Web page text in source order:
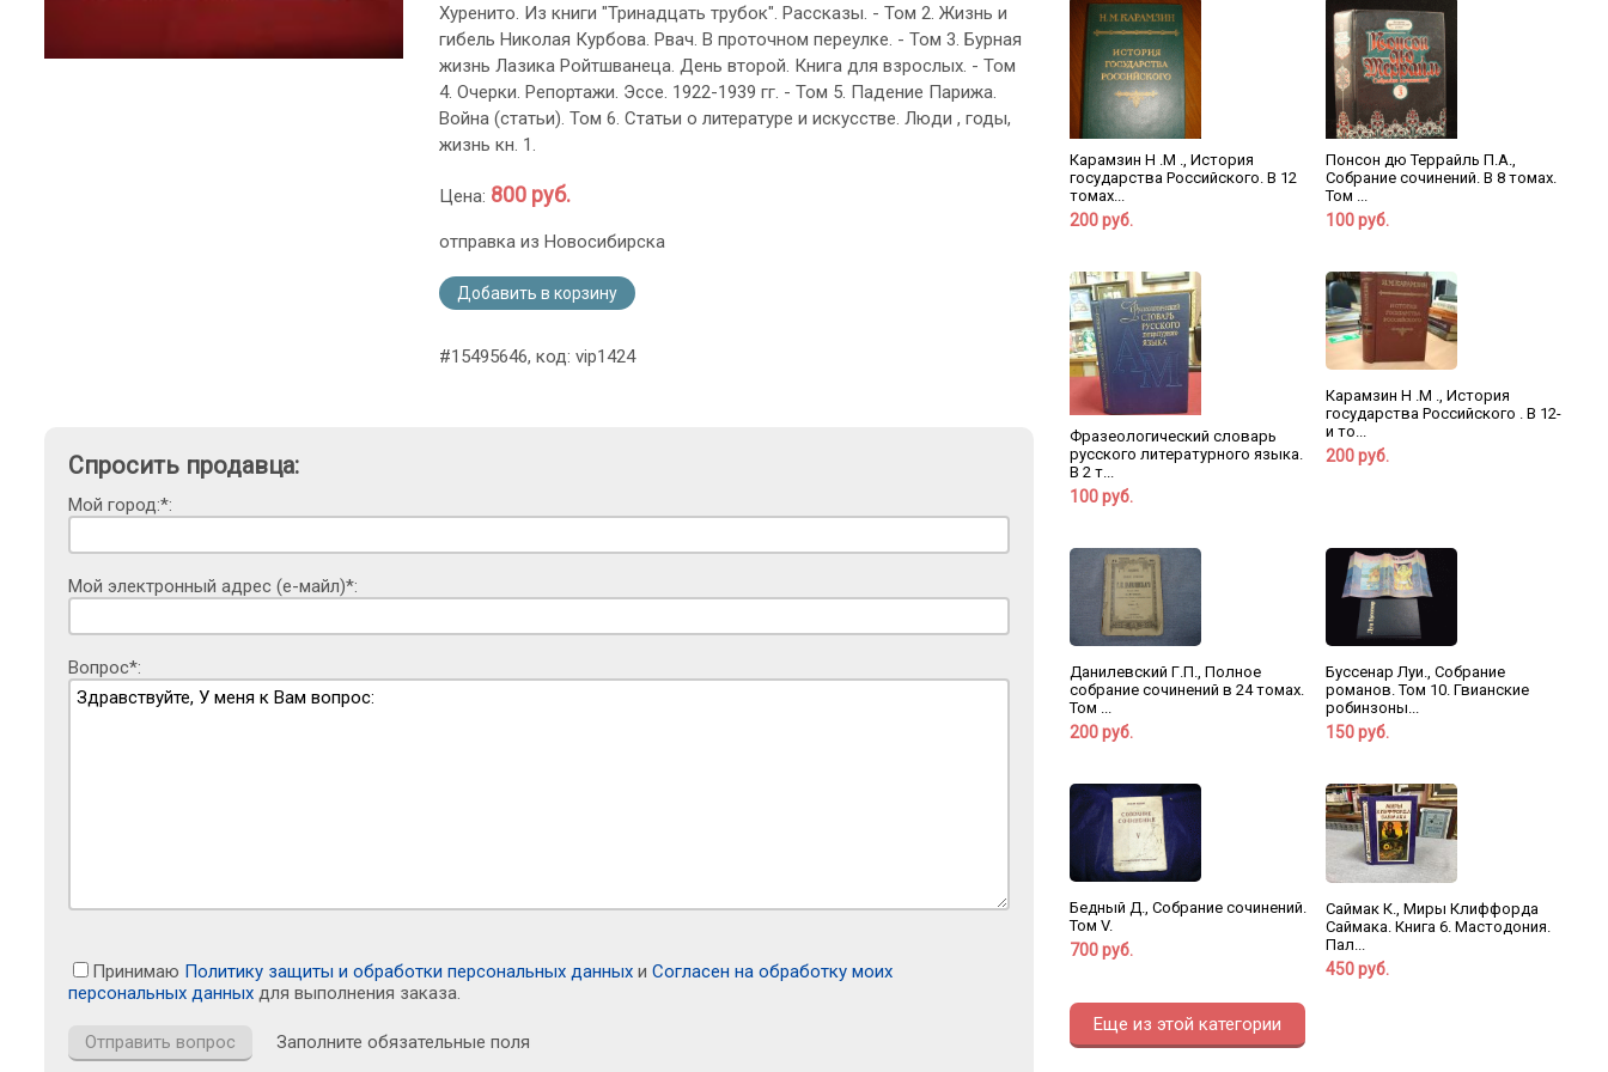
Хуренито. Из книги "Тринадцать трубок". Рассказы. - Том 2. Жизнь и
гибель Николая Курбова. Рвач. В проточном переулке. - Том 3. Бурная
жизнь Лазика Ройтшванеца. День второй. Книга для взрослых. - Том
4. Очерки. Репортажи. Эссе. 1922-1939 гг. - Том 5. Падение Парижа.
Война (статьи). Том 6. Статьи о литературе и искусстве. Люди , годы,
жизнь кн. 1.
Цена: 800 руб.
отправка из Новосибирска
Добавить в корзину
#15495646, код: vip1424
Спросить продавца:
Мой город:*:
Мой электронный адрес (е-майл)*:
Вопрос*:
Принимаю Политику защиты и обработки персональных данных и Согласен на обработку моих
персональных данных для выполнения заказа.
Заполните обязательные поля
Карамзин Н .М ., История
государства Российского. В 12
томах...
200 руб.
Понсон дю Террайль П.А.,
Собрание сочинений. В 8 томах.
Том ...
100 руб.
Фразеологический словарь
русского литературного языка.
В 2 т...
100 руб.
Карамзин Н .М ., История
государства Российского . В 12-
и то...
200 руб.
Данилевский Г.П., Полное
собрание сочинений в 24 томах.
Том ...
200 руб.
Буссенар Луи., Собрание
романов. Том 10. Гвианские
робинзоны...
150 руб.
Бедный Д., Собрание сочинений.
Том V.
700 руб.
Саймак К., Миры Клиффорда
Саймака. Книга 6. Мастодония.
Пал...
450 руб.
Еще из этой категории